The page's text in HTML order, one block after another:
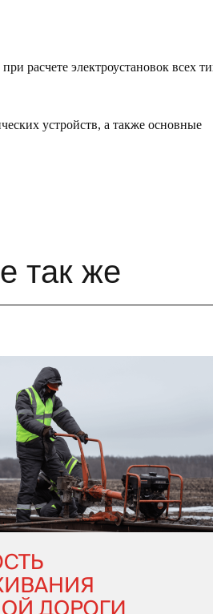
расчете электроустановок всех
устройств, а также основные
так же